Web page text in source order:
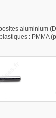
aluminium
: PMMA